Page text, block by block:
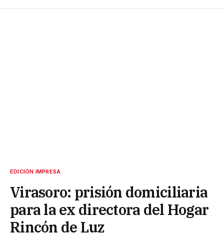
EDICIÓN IMPRESA
Virasoro: prisión domiciliaria
para la ex directora del Hogar
Rincón de Luz